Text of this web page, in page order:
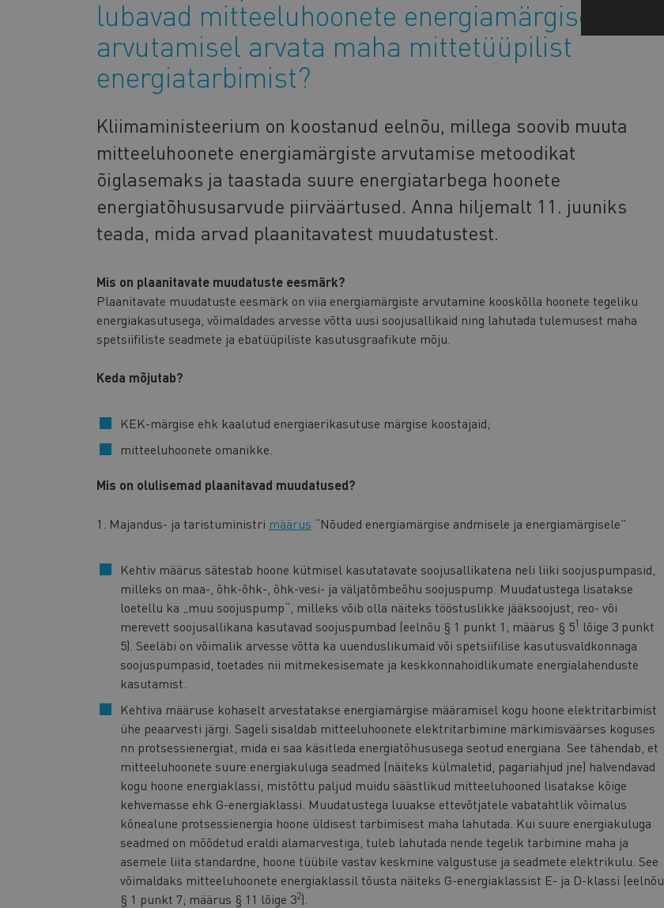
lubavad mitteeluhoonete energiamärgise
arvutamisel arvata maha mittetüüpilist
energiatarbimist?
Kliimaministeerium on koostanud eelnõu, millega soovib muuta
mitteeluhoonete energiamärgiste arvutamise metoodikat
õiglasemaks ja taastada suure energiatarbega hoonete
energiatõhususarvude piirväärtused. Anna hiljemalt 11. juuniks
teada, mida arvad plaanitavatest muudatustest.
Mis on plaanitavate muudatuste eesmärk?
Plaanitavate muudatuste eesmärk on viia energiamärgiste arvutamine kooskõlla hoonete tegeliku
energiakasutusega, võimaldades arvesse võtta uusi soojusallikaid ning lahutada tulemusest maha
spetsiifiliste seadmete ja ebatüüpiliste kasutusgraafikute mõju.
Keda mõjutab?
KEK-märgise ehk kaalutud energiaerikasutuse märgise koostajaid;
mitteeluhoonete omanikke.
Mis on olulisemad plaanitavad muudatused?
1. Majandus- ja taristuministri määrus “Nõuded energiamärgise andmisele ja energiamärgisele”
Kehtiv määrus sätestab hoone kütmisel kasutatavate soojusallikatena neli liiki soojuspumpasid,
milleks on maa-, õhk-õhk-, õhk-vesi- ja väljatõmbeõhu soojuspump. Muudatustega lisatakse
loetellu ka „muu soojuspump“, milleks võib olla näiteks tööstuslikke jääksoojust, reo- või
merevett soojusallikana kasutavad soojuspumbad (eelnõu § 1 punkt 1; määrus § 51 lõige 3 punkt
5). Seeläbi on võimalik arvesse võtta ka uuenduslikumaid või spetsiifilise kasutusvaldkonnaga
soojuspumpasid, toetades nii mitmekesisemate ja keskkonnahoidlikumate energialahenduste
kasutamist.
Kehtiva määruse kohaselt arvestatakse energiamärgise määramisel kogu hoone elektritarbimist
ühe peaarvesti järgi. Sageli sisaldab mitteeluhoonete elektritarbimine märkimisväärses koguses
nn protsessienergiat, mida ei saa käsitleda energiatõhususega seotud energiana. See tähendab, et
mitteeluhoonete suure energiakuluga seadmed (näiteks külmaletid, pagariahjud jne) halvendavad
kogu hoone energiaklassi, mistõttu paljud muidu säästlikud mitteeluhooned lisatakse kõige
kehvemasse ehk G-energiaklassi. Muudatustega luuakse ettevõtjatele vabatahtlik võimalus
kõnealune protsessienergia hoone üldisest tarbimisest maha lahutada. Kui suure energiakuluga
seadmed on mõõdetud eraldi alamarvestiga, tuleb lahutada nende tegelik tarbimine maha ja
asemele liita standardne, hoone tüübile vastav keskmine valgustuse ja seadmete elektrikulu. See
võimaldaks mitteeluhoonete energiaklassil tõusta näiteks G-energiaklassist E- ja D-klassi (eelnõu
§ 1 punkt 7; määrus § 11 lõige 32).